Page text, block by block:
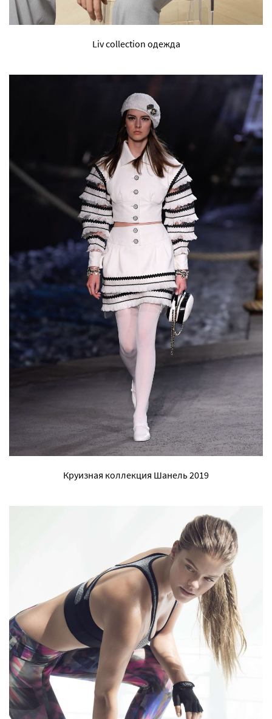
Liv collection одежда
Круизная коллекция Шанель 2019